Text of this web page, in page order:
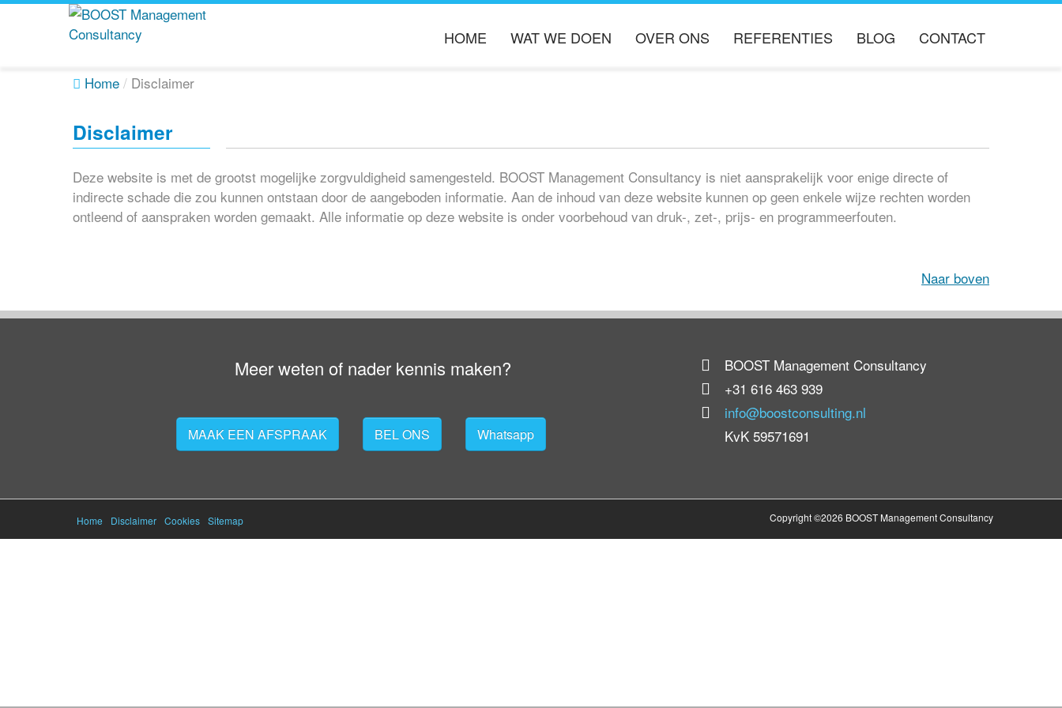
HOME WAT WE DOEN
PROJECT MANAGEMENT
OVER ONS REFERENTIES BLOG CONTACT
Home / Disclaimer
Disclaimer
Deze website is met de grootst mogelijke zorgvuldigheid samengesteld. BOOST Management Consultancy is niet aansprakelijk voor enige directe of
indirecte schade die zou kunnen ontstaan door de aangeboden informatie. Aan de inhoud van deze website kunnen op geen enkele wijze rechten worden
ontleend of aanspraken worden gemaakt. Alle informatie op deze website is onder voorbehoud van druk-, zet-, prijs- en programmeerfouten.
Naar boven
Meer weten of nader kennis maken?
MAAK EEN AFSPRAAK BEL ONS Whatsapp
BOOST Management Consultancy
+31 616 463 939
info@boostconsulting.nl
KvK 59571691
Home Disclaimer Cookies Sitemap Copyright ©2026 BOOST Management Consultancy